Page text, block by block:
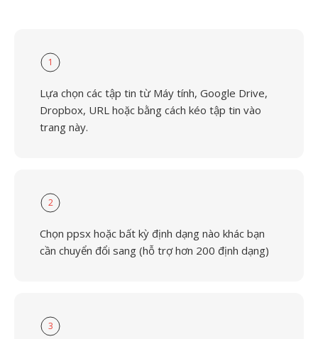
1
Lựa chọn các tập tin từ Máy tính, Google Drive,
Dropbox, URL hoặc bằng cách kéo tập tin vào
trang này.
2
Chọn ppsx hoặc bất kỳ định dạng nào khác bạn
cần chuyển đổi sang (hỗ trợ hơn 200 định dạng)
3